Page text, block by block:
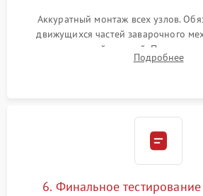
Аккуратный монтаж всех узлов.
движущихся частей заварочного
силиконовой смазкой.
декальцинации и очистки системы
Подробнее
6. Финальное